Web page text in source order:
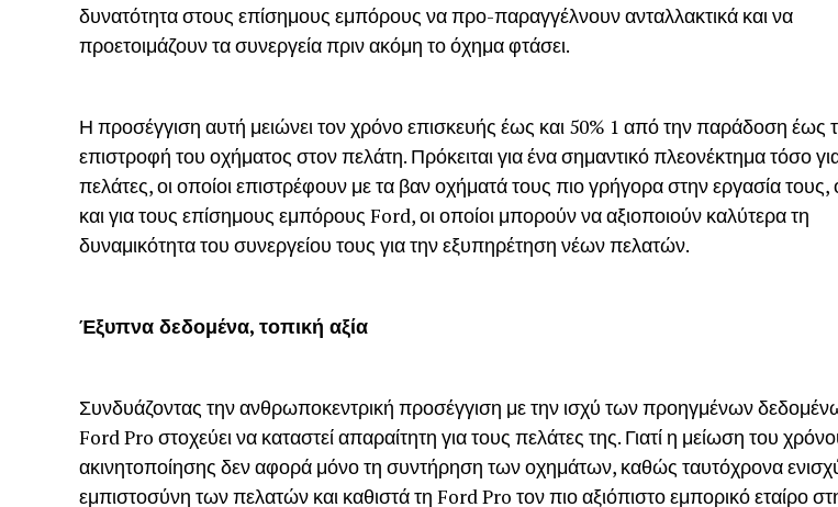
δυνατότητα στους επίσημους εμπόρους να προ-παραγγέλνουν ανταλλακτικά και να
προετοιμάζουν τα συνεργεία πριν ακόμη το όχημα φτάσει.
Η προσέγγιση αυτή μειώνει τον χρόνο επισκευής έως και 50% 1 από την παράδοση έως
επιστροφή του οχήματος στον πελάτη. Πρόκειται για ένα σημαντικό πλεονέκτημα τόσο
πελάτες, οι οποίοι επιστρέφουν με τα βαν οχήματά τους πιο γρήγορα στην εργασία τους,
και για τους επίσημους εμπόρους Ford, οι οποίοι μπορούν να αξιοποιούν καλύτερα τη
δυναμικότητα του συνεργείου τους για την εξυπηρέτηση νέων πελατών.
Έξυπνα δεδομένα, τοπική αξία
Συνδυάζοντας την ανθρωποκεντρική προσέγγιση με την ισχύ των προηγμένων
Ford Pro στοχεύει να καταστεί απαραίτητη για τους πελάτες της. Γιατί η μείωση του
ακινητοποίησης δεν αφορά μόνο τη συντήρηση των οχημάτων, καθώς ταυτόχρονα
εμπιστοσύνη των πελατών και καθιστά τη Ford Pro τον πιο αξιόπιστο εμπορικό εταίρο